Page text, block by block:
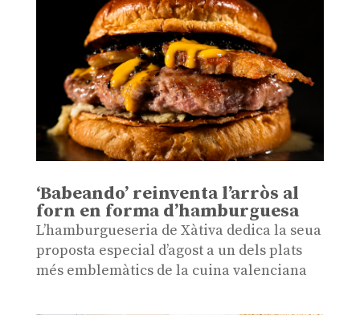
‘Babeando’ reinventa l’arròs al
forn en forma d’hamburguesa
L’hamburgueseria de Xàtiva dedica la seua
proposta especial d’agost a un dels plats
més emblemàtics de la cuina valenciana